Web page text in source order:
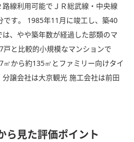
線利用可能でＪＲ総武線・中央線
です。 1985年11月に竣工し、築40
、やや築年数が経過した部類のマ
戸と比較的小規模なマンションで
から約135㎡とファミリー向けタイ
譲会社は大京観光 施工会社は前田
ら見た評価ポイント